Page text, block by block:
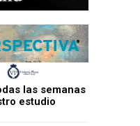
las semanas
estudio